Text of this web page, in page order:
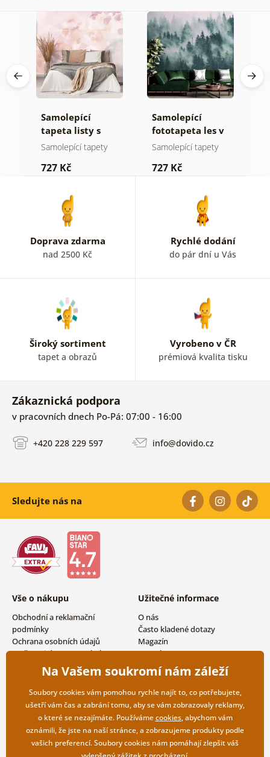
Samolepící
tapeta listy s
pastelovým
Samolepící tapety
727 Kč
Samolepící
fototapeta les v
mlze
Samolepící tapety
727 Kč
Doprava zdarma
nad 2500 Kč
Rychlé dodání
do pár dní u Vás
Široký sortiment
tapet a obrazů
Vyrobeno v ČR
prémiová kvalita tisku
Zákaznická podpora
v pracovních dnech Po-Pá: 07:00 - 16:00
+420 228 229 597 info@dovido.cz
Sledujte nás na
Vše o nákupu
Obchodní a reklamační
podmínky
Ochrana osobních údajů
Možnosti dopravy a platby
Vrácení zboží
Užitečné informace
O nás
Často kladené dotazy
Magazín
Kontakty
Velkoobchodní spolupráce
Na Vašem soukromí nám záleží
Soubory cookies vám pomohou rychle najít to, co potřebujete,
ušetří vám čas a zabrání tomu, aby se vám zobrazovaly reklamy,
o které se nezajímáte. Používámecookies, abychom vám
oznámili, že jste na naší stránce, a zobrazujeme produkty podle
vašich preferencí. Soubory cookies nám pomáhají zlepšit váš